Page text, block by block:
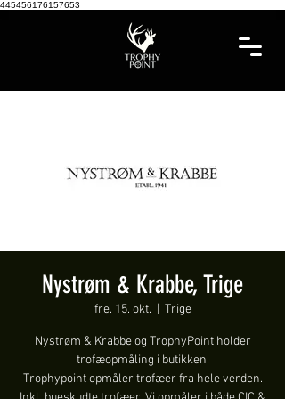
445456176157653
Nystrøm & Krabbe, Trige
fre. 15. okt. Trige
Nystrøm & Krabbe og TrophyPoint holder
trofæopmåling i butikken.
Trophypoint opmåler trofæer fra hele verden.